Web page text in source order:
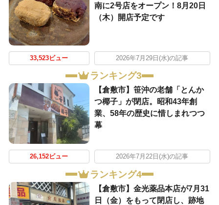
南に2号店をオープン！8月20日
（木）開店予定です
33,523ビュー 2026年7月29日(水)の記事
ランキング3
【倉敷市】笹沖の老舗「とんか
つ椰子」が閉店。昭和43年創
業、58年の歴史に惜しまれつつ
幕
26,152ビュー 2026年7月22日(水)の記事
ランキング4
【倉敷市】金光薬品本店が7月31
日（金）をもって閉店し、跡地